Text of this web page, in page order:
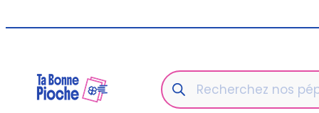
au
Recherche
de
produits